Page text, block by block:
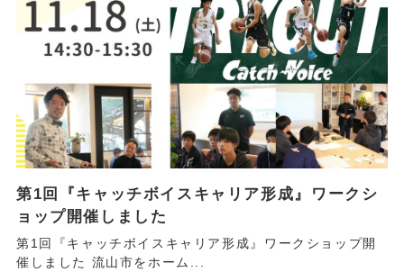
第1回『キャッチボイスキャリア形成』ワークシ
ョップ開催しました
第1回『キャッチボイスキャリア形成』ワークショップ開
催しました 流山市をホーム...